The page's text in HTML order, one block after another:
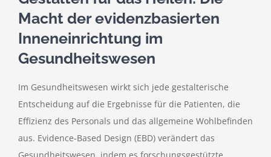
Kontakt
Macht der evidenzbasierten
Inneneinrichtung im
Gesundheitswesen
Im Gesundheitswesen wirkt sich jede gestalterische
Entscheidung auf die Ergebnisse für die Patienten, die
Effizienz des Personals und das allgemeine Wohlbefinden
aus. Evidence-Based Design (EBD) verändert das